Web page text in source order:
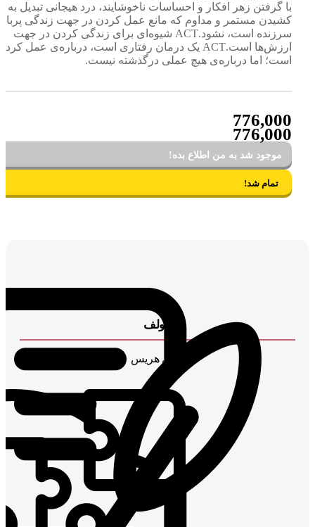
با گرفتن زهر افکار و احساسات ناخوشایند، درد هیجانی تبدیل به رنج
کشیدن مستمر و مداوم که مانع عمل کردن در جهت زندگی پربار و
سرزنده است، نشود.ACT شیوه‌ای برای زندگی کردن در جهت
ارزش‌ها است.ACT یک درمان رفتاری است، درباره‌ی عمل کردن
است؛ اما درباره‌ی هیچ عملی درگذشته نیست.
776,000
776,000
موجود شد به من اطلاع بده!
تمام شد!
مولف
راس هریس